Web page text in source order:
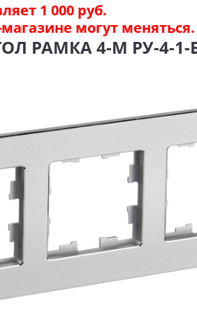
1 000 руб.
могут меняться.
РАМКА 4-М РУ-4-1-